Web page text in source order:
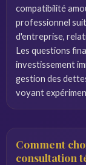
compatibilité
professionnel
d'entreprise,
Les questions
investissement
gestion des
voyant
Comment
consultation